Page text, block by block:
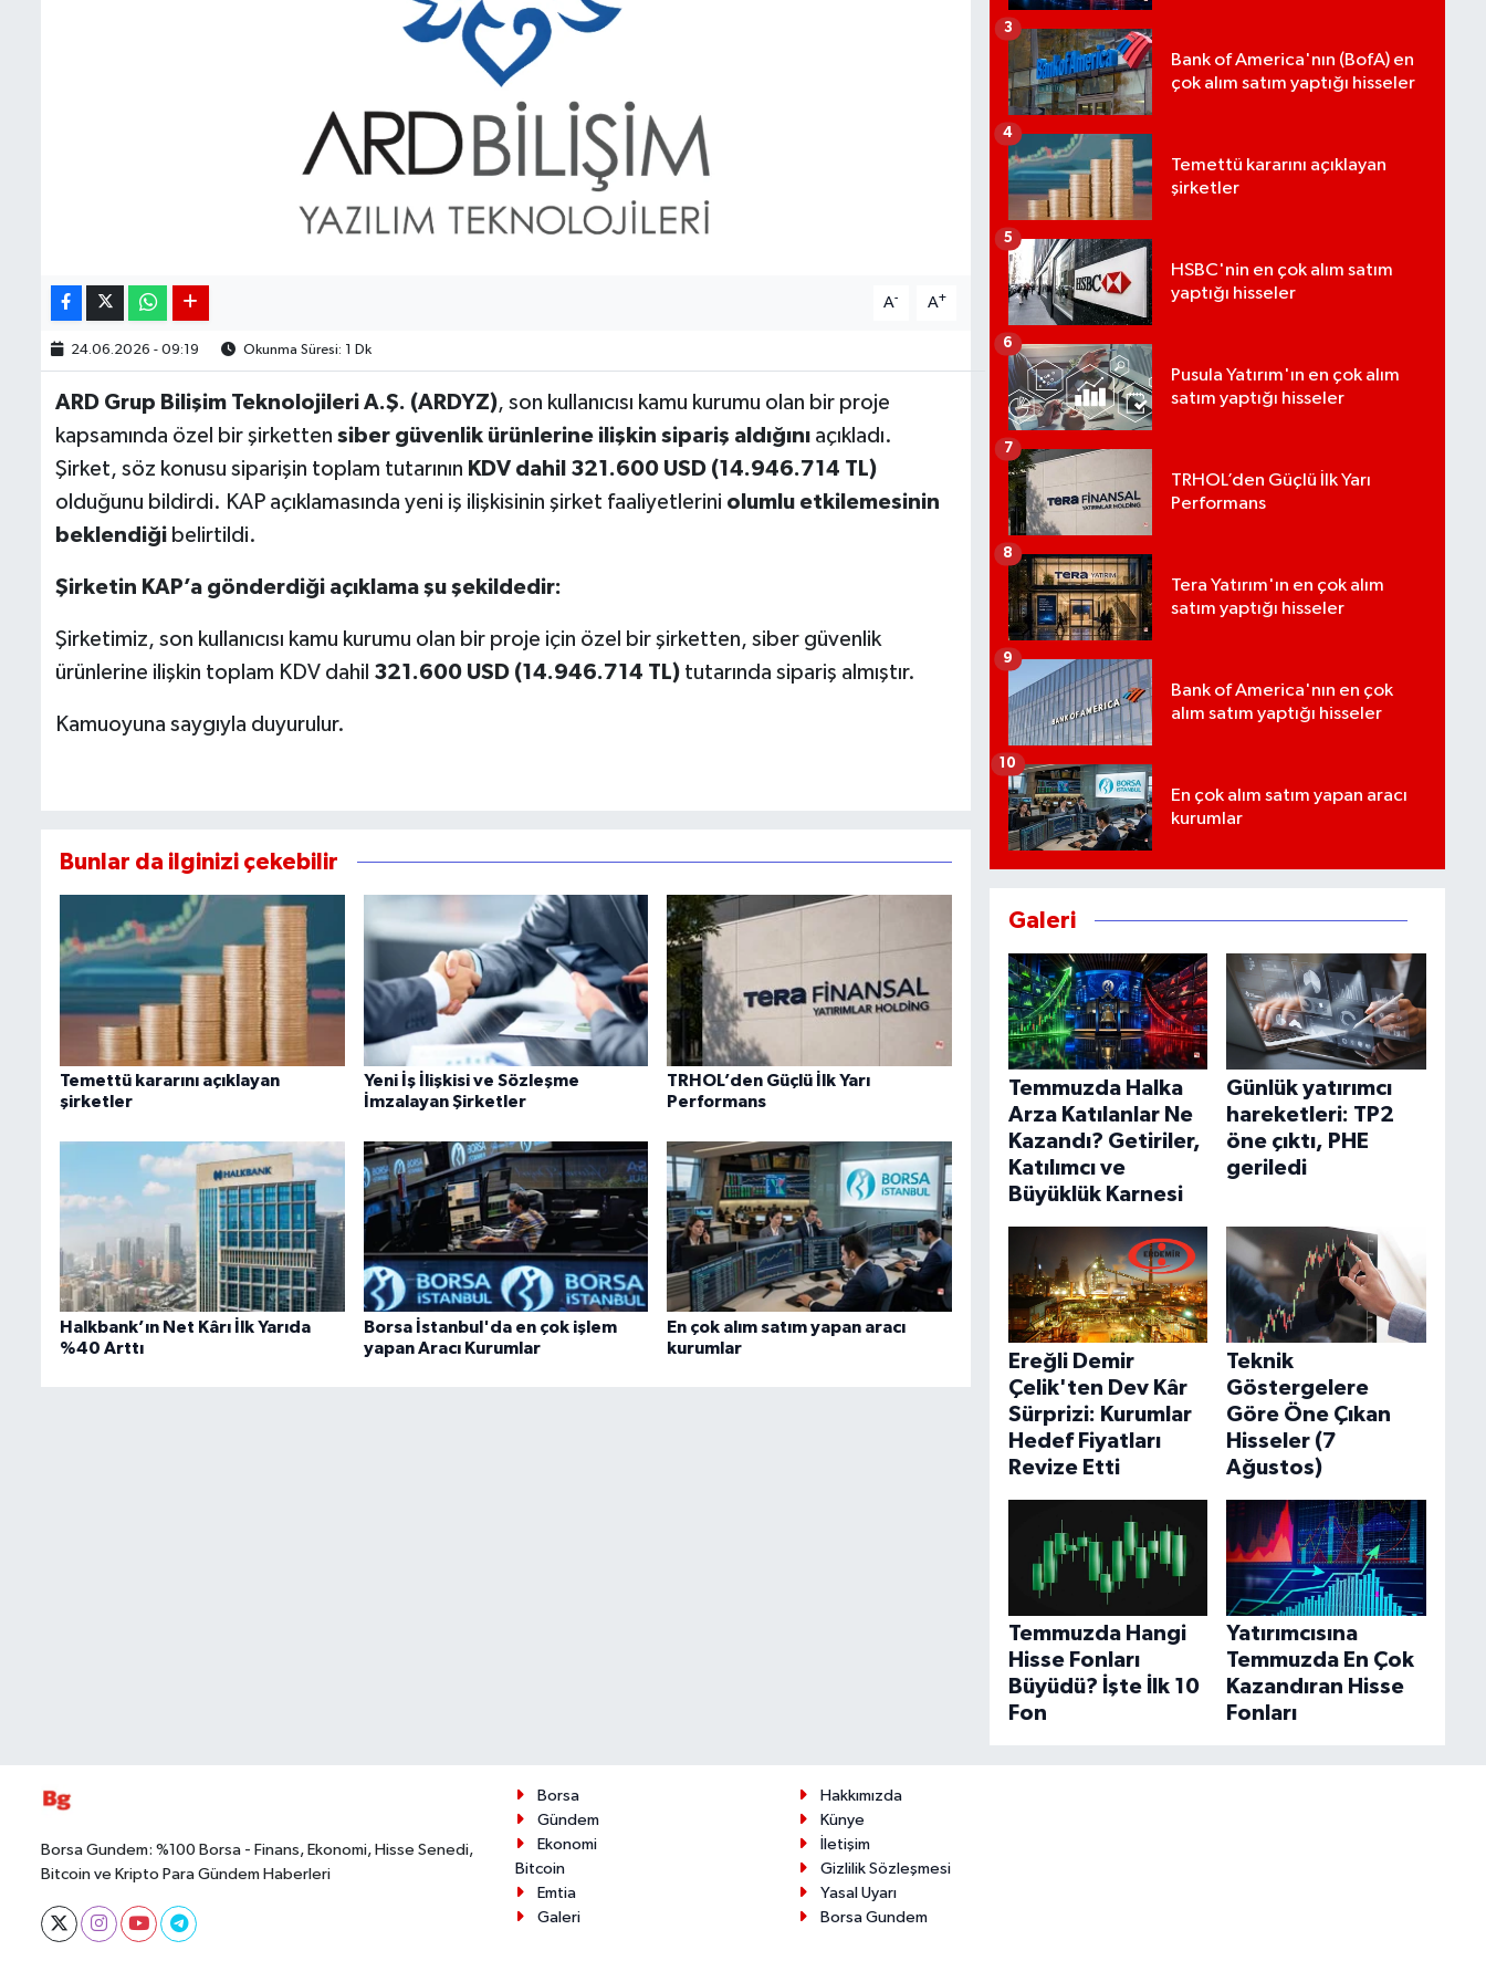
A- A+
24.06.2026 - 09:19 Okunma Süresi: 1 Dk
ARD Grup Bilişim Teknolojileri A.Ş. (ARDYZ), son kullanıcısı kamu kurumu olan bir proje
kapsamında özel bir şirketten siber güvenlik ürünlerine ilişkin sipariş aldığını açıkladı.
Şirket, söz konusu siparişin toplam tutarının KDV dahil 321.600 USD (14.946.714 TL)
olduğunu bildirdi. KAP açıklamasında yeni iş ilişkisinin şirket faaliyetlerini olumlu etkilemesinin
beklendiği belirtildi.
Şirketin KAP’a gönderdiği açıklama şu şekildedir:
Şirketimiz, son kullanıcısı kamu kurumu olan bir proje için özel bir şirketten, siber güvenlik
ürünlerine ilişkin toplam KDV dahil 321.600 USD (14.946.714 TL) tutarında sipariş almıştır.
Kamuoyuna saygıyla duyurulur.
Bunlar da ilginizi çekebilir
Temettü kararını açıklayan
şirketler
Yeni İş İlişkisi ve Sözleşme
İmzalayan Şirketler
TRHOL’den Güçlü İlk Yarı
Performans
Halkbank’ın Net Kârı İlk Yarıda
%40 Arttı
Borsa İstanbul'da en çok işlem
yapan Aracı Kurumlar
En çok alım satım yapan aracı
kurumlar
Bank of America'nın (BofA) en
çok alım satım yaptığı hisseler
3
Temettü kararını açıklayan
şirketler
4
HSBC'nin en çok alım satım
yaptığı hisseler
5
Pusula Yatırım'ın en çok alım
satım yaptığı hisseler
6
TRHOL’den Güçlü İlk Yarı
Performans
7
Tera Yatırım'ın en çok alım
satım yaptığı hisseler
8
Bank of America'nın en çok
alım satım yaptığı hisseler
9
En çok alım satım yapan aracı
kurumlar
10
Galeri
Temmuzda Halka
Arza Katılanlar Ne
Kazandı? Getiriler,
Katılımcı ve
Büyüklük Karnesi
Günlük yatırımcı
hareketleri: TP2
öne çıktı, PHE
geriledi
Ereğli Demir
Çelik'ten Dev Kâr
Sürprizi: Kurumlar
Hedef Fiyatları
Revize Etti
Teknik
Göstergelere
Göre Öne Çıkan
Hisseler (7
Ağustos)
Temmuzda Hangi
Hisse Fonları
Büyüdü? İşte İlk 10
Fon
Yatırımcısına
Temmuzda En Çok
Kazandıran Hisse
Fonları
Borsa Gundem: %100 Borsa - Finans, Ekonomi, Hisse Senedi,
Bitcoin ve Kripto Para Gündem Haberleri
Borsa
Hakkımızda
Gündem
Künye
Ekonomi
İletişim
Bitcoin
Gizlilik Sözleşmesi
Emtia
Yasal Uyarı
Galeri
Borsa Gundem